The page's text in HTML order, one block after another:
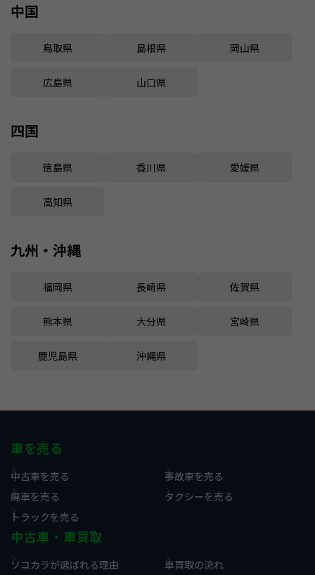
中国
鳥取県 島根県 岡山県
広島県 山口県
四国
徳島県 香川県 愛媛県
高知県
九州・沖縄
福岡県 長崎県 佐賀県
熊本県 大分県 宮崎県
鹿児島県 沖縄県
車を売る
中古車を売る
事故車を売る
廃車を売る
タクシーを売る
トラックを売る
中古車・車買取
ソコカラが選ばれる理由
車買取の流れ